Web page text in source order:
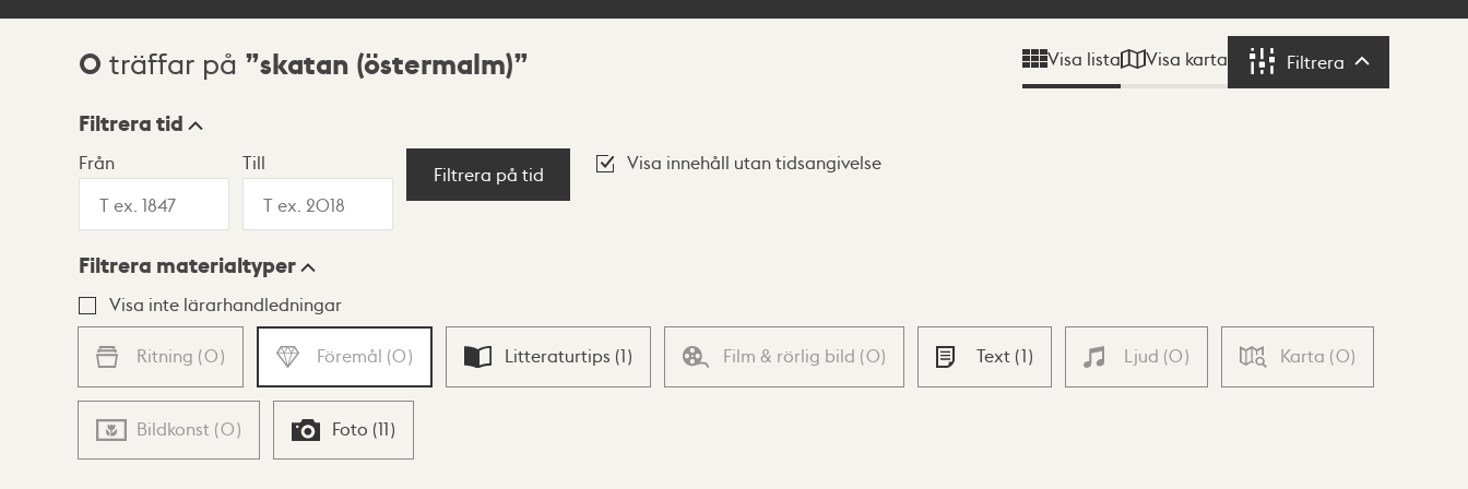
Sökresultat
0 träffar på skatan (östermalm) Visa lista Visa karta Filtrera Filtrera
Visningsläge
Lista Karta
Filtrera tid
Från Till
Filtrera på tid
Visa innehåll utan tidsangivelse
Filtrera materialtyper
Visa inte lärarhandledningar
Ritning (0) Föremål (0) Litteraturtips (1) Film & rörlig bild (0) Text (1) Ljud (0) Karta (0)
Bildkonst (0) Foto (11)